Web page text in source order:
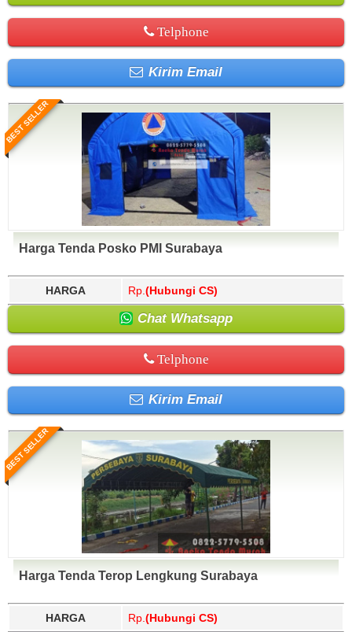
Telphone
Kirim Email
BEST SELLER
Harga Tenda Posko PMI Surabaya
HARGA Rp. (Hubungi CS)
Chat Whatsapp
Telphone
Kirim Email
BEST SELLER
Harga Tenda Terop Lengkung Surabaya
HARGA Rp. (Hubungi CS)